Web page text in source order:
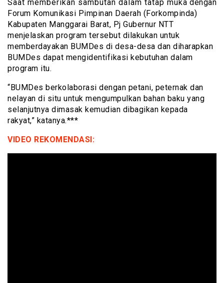
Saat memberikan sambutan dalam tatap muka dengan
Forum Komunikasi Pimpinan Daerah (Forkompinda)
Kabupaten Manggarai Barat, Pj Gubernur NTT
menjelaskan program tersebut dilakukan untuk
memberdayakan BUMDes di desa-desa dan diharapkan
BUMDes dapat mengidentifikasi kebutuhan dalam
program itu.
“BUMDes berkolaborasi dengan petani, peternak dan
nelayan di situ untuk mengumpulkan bahan baku yang
selanjutnya dimasak kemudian dibagikan kepada
rakyat,” katanya.***
VIDEO REKOMENDASI: